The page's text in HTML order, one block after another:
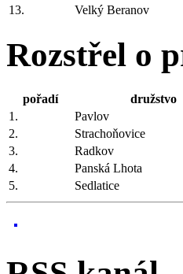
13.
Velký Beranov
Rozstřel o
pořadí družstvo
1.
Pavlov
2.
Strachoňovice
3.
Radkov
4.
Panská Lhota
5.
Sedlatice